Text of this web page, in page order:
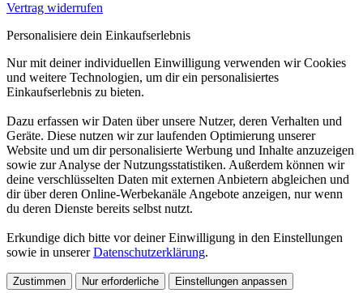
Vertrag widerrufen
Personalisiere dein Einkaufserlebnis
Nur mit deiner individuellen Einwilligung verwenden wir Cookies
und weitere Technologien, um dir ein personalisiertes
Einkaufserlebnis zu bieten.
Dazu erfassen wir Daten über unsere Nutzer, deren Verhalten und
Geräte. Diese nutzen wir zur laufenden Optimierung unserer
Website und um dir personalisierte Werbung und Inhalte anzuzeigen
sowie zur Analyse der Nutzungsstatistiken. Außerdem können wir
deine verschlüsselten Daten mit externen Anbietern abgleichen und
dir über deren Online-Werbekanäle Angebote anzeigen, nur wenn
du deren Dienste bereits selbst nutzt.
Erkundige dich bitte vor deiner Einwilligung in den Einstellungen
sowie in unsererDatenschutzerklärung.
Zustimmen Nur erforderliche Einstellungen anpassen